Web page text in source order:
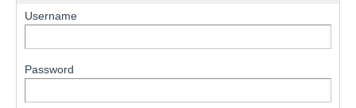
Username
Password